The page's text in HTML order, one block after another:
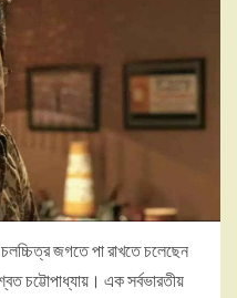
চলচ্চিত্র জগতে পা রাখতে চলেছেন
চট্টোপাধ্যায়। এক সর্বভারতীয়